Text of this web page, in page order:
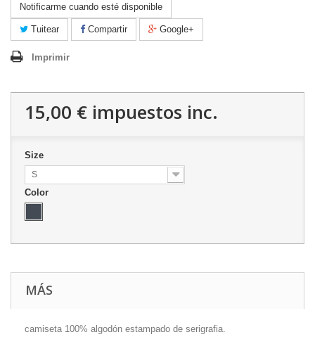
Notificarme cuando esté disponible
Tuitear Compartir Google+
Imprimir
15,00 € impuestos inc.
Size
S
Color
MÁS
camiseta 100% algodón estampado de serigrafia.